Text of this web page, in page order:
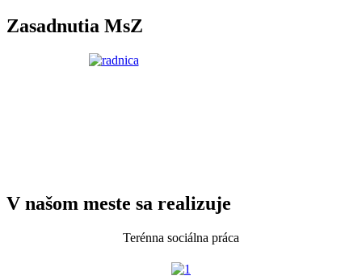
Zasadnutia MsZ
V našom meste sa realizuje
Terénna sociálna práca